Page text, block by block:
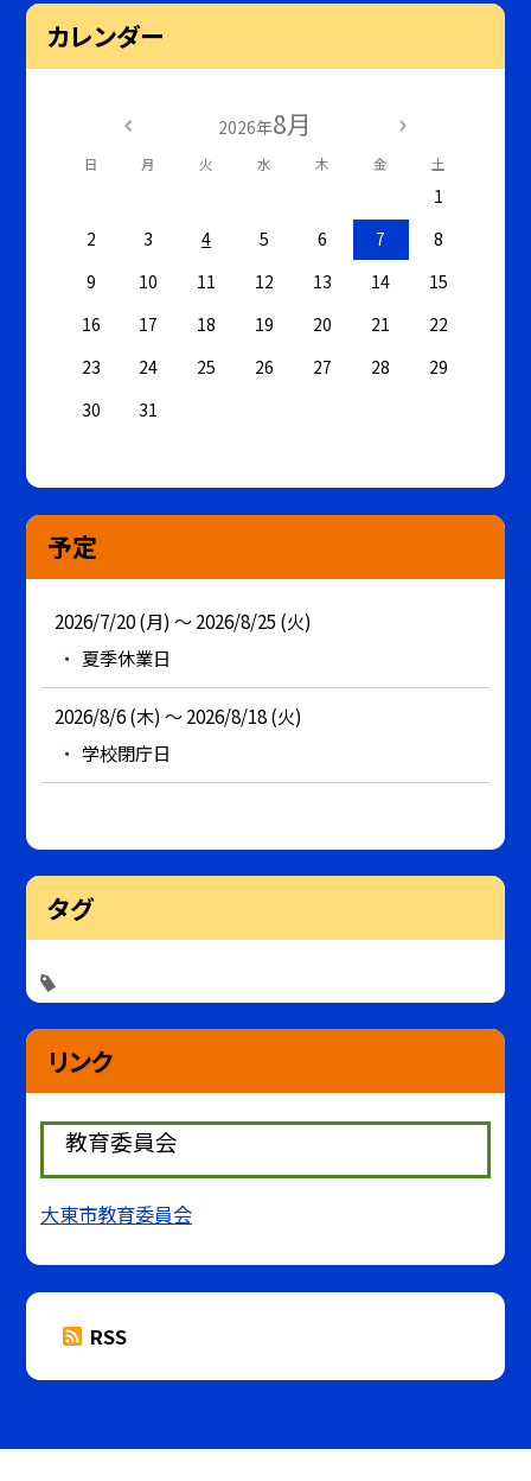
カレンダー
2026年8月
日 月 火 水 木 金 土
1
2
3 4 5 6 7
8
9
10 11 12 13 14
15
16
17 18 19 20 21
22
23
24 25 26 27 28
29
30
31
予定
2026/7/20 (月) ～ 2026/8/25 (火)
夏季休業日
2026/8/6 (木) ～ 2026/8/18 (火)
学校閉庁日
タグ
リンク
教育委員会
大東市教育委員会
RSS